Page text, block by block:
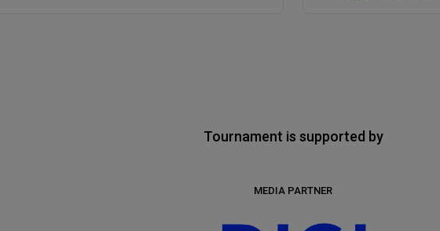
Tournament is supported by
MEDIA PARTNER